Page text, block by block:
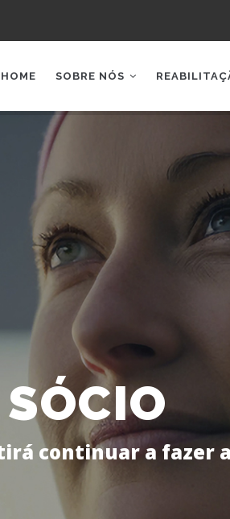
HOME SOBRE NÓS
continuar a fazer